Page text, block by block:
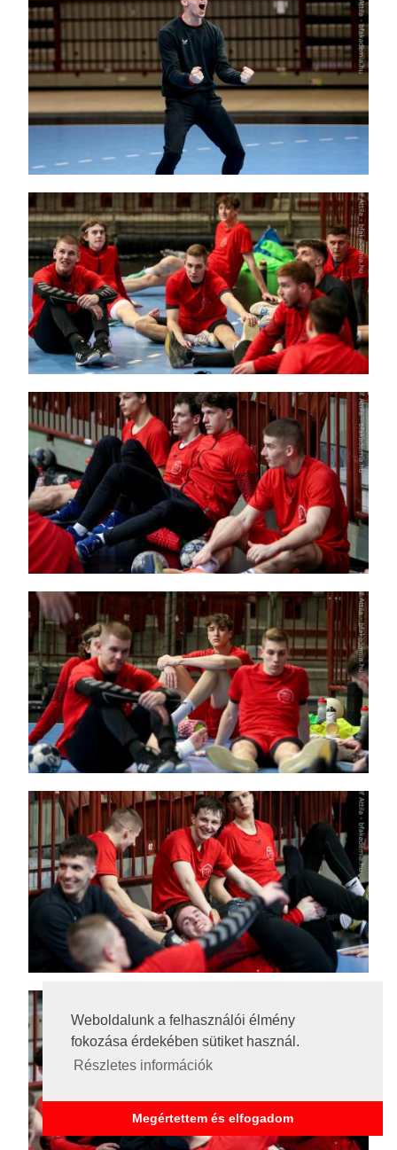
Weboldalunk a felhasználói élmény
fokozása érdekében sütiket használ.
Részletes információk
Megértettem és elfogadom